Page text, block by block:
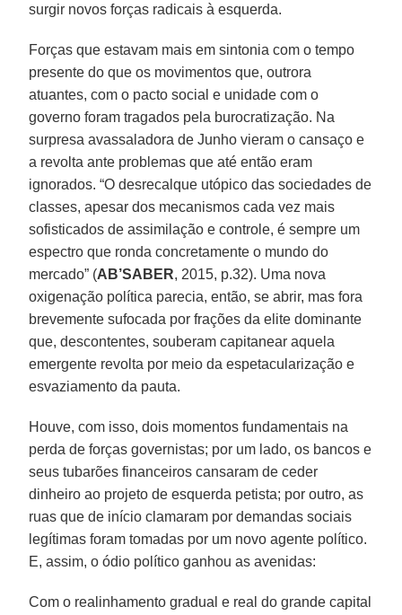
surgir novos forças radicais à esquerda.
Forças que estavam mais em sintonia com o tempo
presente do que os movimentos que, outrora
atuantes, com o pacto social e unidade com o
governo foram tragados pela burocratização. Na
surpresa avassaladora de Junho vieram o cansaço e
a revolta ante problemas que até então eram
ignorados. “O desrecalque utópico das sociedades de
classes, apesar dos mecanismos cada vez mais
sofisticados de assimilação e controle, é sempre um
espectro que ronda concretamente o mundo do
mercado” (AB’SABER, 2015, p.32). Uma nova
oxigenação política parecia, então, se abrir, mas fora
brevemente sufocada por frações da elite dominante
que, descontentes, souberam capitanear aquela
emergente revolta por meio da espetacularização e
esvaziamento da pauta.
Houve, com isso, dois momentos fundamentais na
perda de forças governistas; por um lado, os bancos e
seus tubarões financeiros cansaram de ceder
dinheiro ao projeto de esquerda petista; por outro, as
ruas que de início clamaram por demandas sociais
legítimas foram tomadas por um novo agente político.
E, assim, o ódio político ganhou as avenidas:
Com o realinhamento gradual e real do grande capital